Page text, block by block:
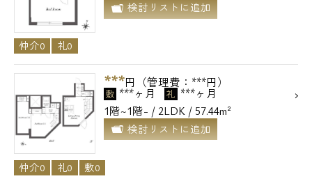
検討リストに追加
仲介0 礼0
***円（管理費：***円）
敷 ***ヶ月 礼 ***ヶ月
1階~1階- / 2LDK / 57.44m²
検討リストに追加
仲介0 礼0 敷0